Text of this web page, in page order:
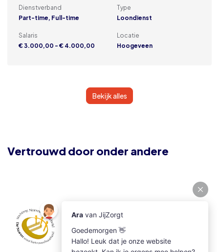
Dienstverband
Part-time, Full-time
Type
Loondienst
Salaris
€ 3.000,00 - € 4.000,00
Locatie
Hoogeveen
Bekijk alles
Vertrouwd door onder andere